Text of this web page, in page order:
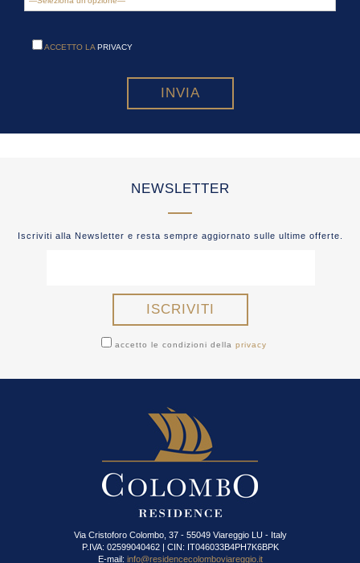
ACCETTO LAPRIVACY
NEWSLETTER
Iscriviti alla Newsletter e resta sempre aggiornato sulle ultime offerte.
accetto le condizioni dellaprivacy
Via Cristoforo Colombo, 37 - 55049 Viareggio LU - Italy
P.IVA: 02599040462 | CIN: IT046033B4PH7K6BPK
E-mail: info@residencecolomboviareggio.it